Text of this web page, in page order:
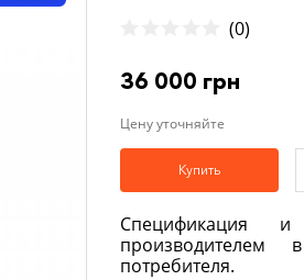
(0)
36 000 грн
Цену уточняйте
Купить
Спецификация
производителем
потребителя.